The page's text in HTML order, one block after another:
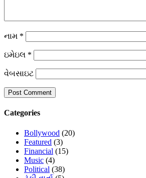
નામ *
ઇમેઇલ *
વેબસાઇટ
Categories
Bollywood (20)
Featured (3)
Financial (15)
Music (4)
Political (38)